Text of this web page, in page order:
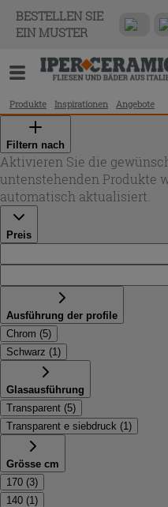
BESTELLEN SIE
EIN MUSTER
Produkte Inspirationen Angebote
Filtern nach
Aktivieren Sie die
untenstehenden Produkte
automatisch aktualisiert.
Preis
Ausführung der profile
Chrom (5)
Schwarz (1)
Glasausführung
Transparent (5)
Transparent e siebdruck (1)
Grösse cm
170 (3)
140 (1)